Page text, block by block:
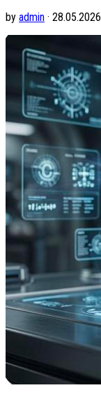
by admin · 28.05.2026